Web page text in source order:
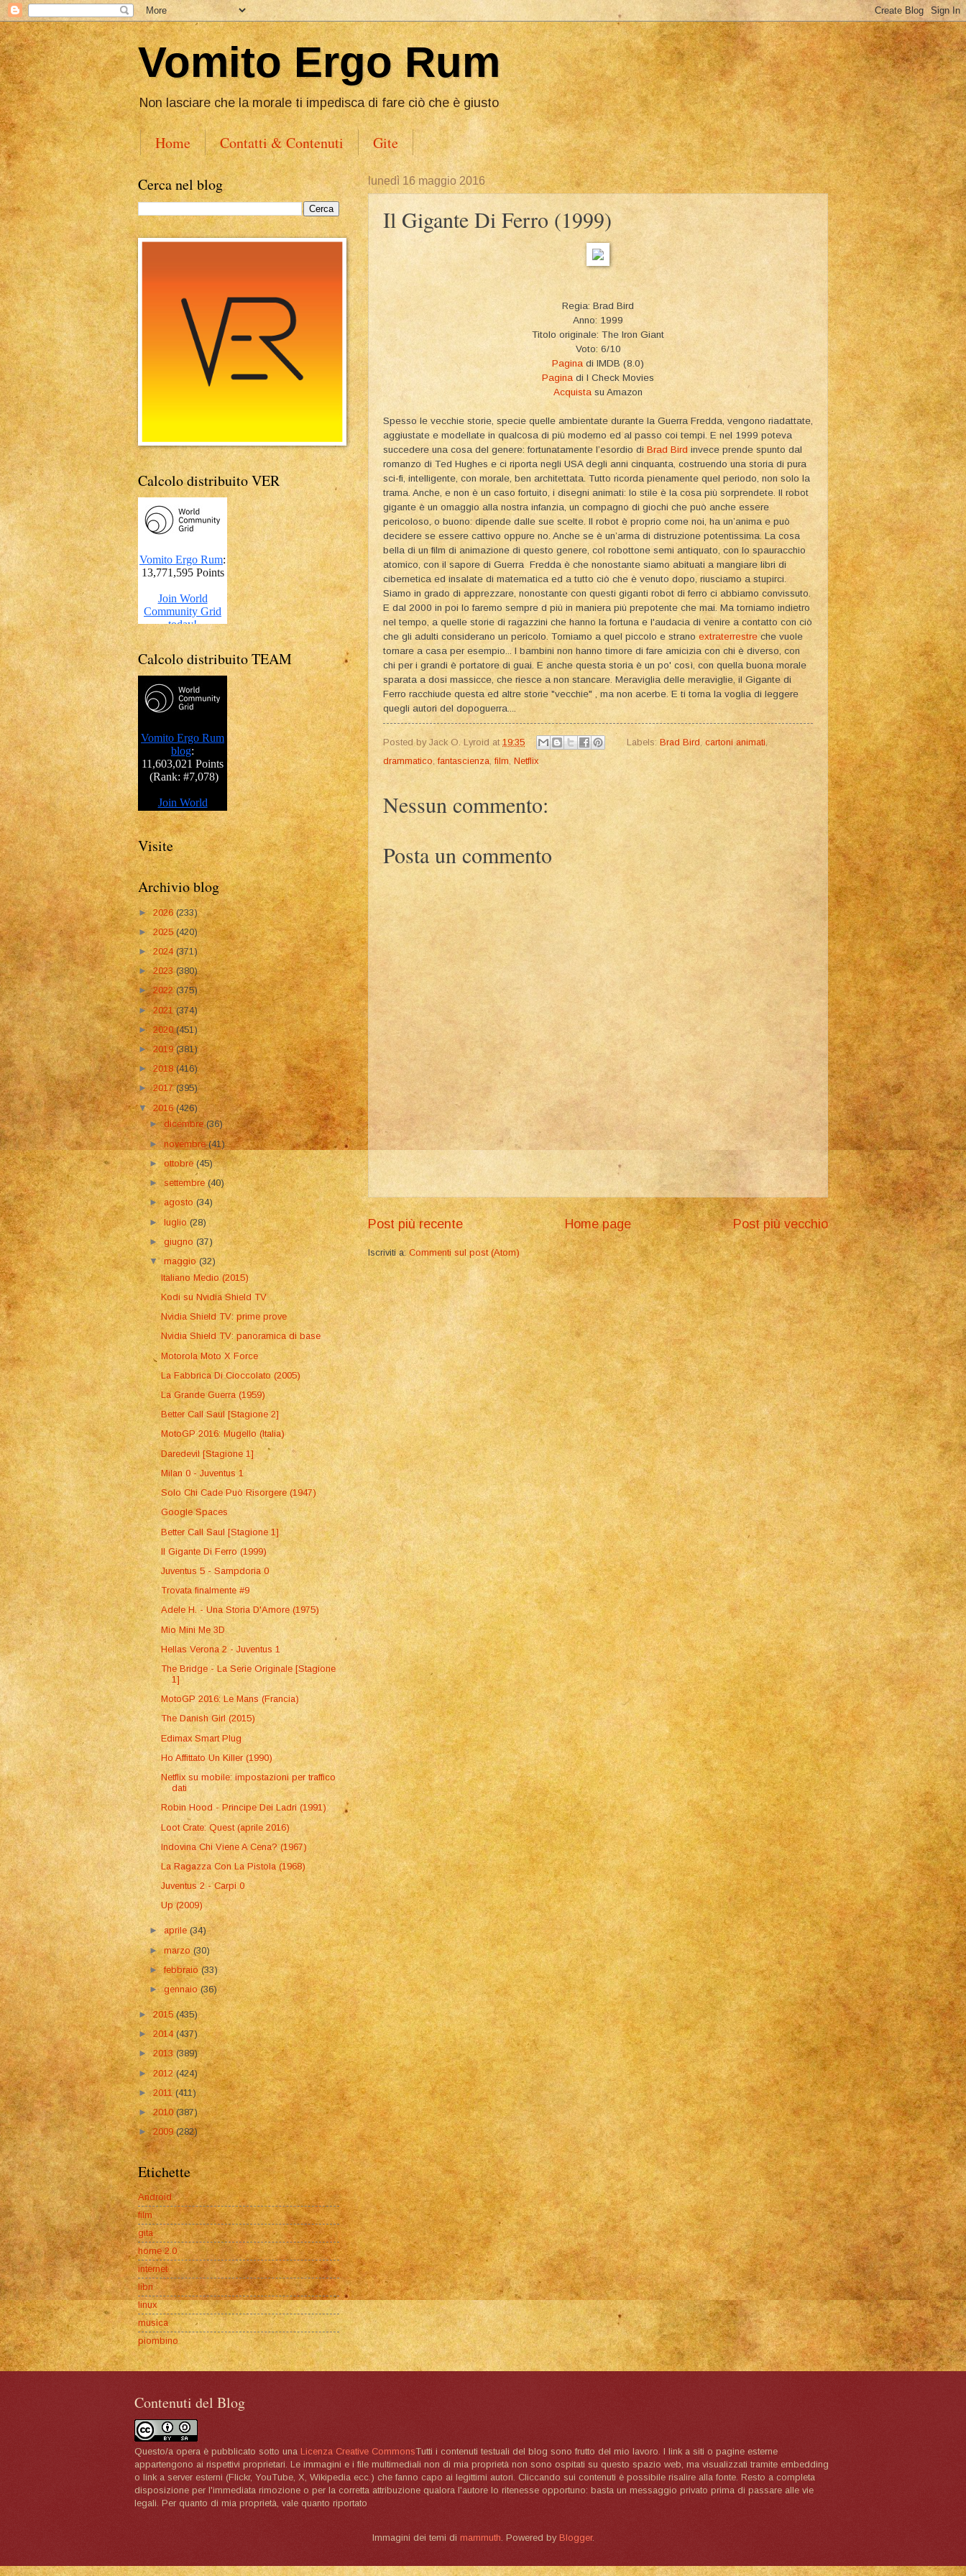
Vomito Ergo Rum
Non lasciare che la morale ti impedisca di fare ciò che è giusto
Home Contatti & Contenuti Gite
lunedì 16 maggio 2016
Il Gigante Di Ferro (1999)
Regia: Brad Bird
Anno: 1999
Titolo originale: The Iron Giant
Voto: 6/10
Pagina di IMDB (8.0)
Pagina di I Check Movies
Acquista su Amazon
Spesso le vecchie storie, specie quelle ambientate durante la Guerra Fredda, vengono riadattate,
aggiustate e modellate in qualcosa di più moderno ed al passo coi tempi. E nel 1999 poteva
succedere una cosa del genere: fortunatamente l’esordio di Brad Bird invece prende spunto dal
romanzo di Ted Hughes e ci riporta negli USA degli anni cinquanta, costruendo una storia di pura
sci-fi, intelligente, con morale, ben architettata. Tutto ricorda pienamente quel periodo, non solo la
trama. Anche, e non è un caso fortuito, i disegni animati: lo stile è la cosa più sorprendete. Il robot
gigante è un omaggio alla nostra infanzia, un compagno di giochi che può anche essere
pericoloso, o buono: dipende dalle sue scelte. Il robot è proprio come noi, ha un’anima e può
decidere se essere cattivo oppure no. Anche se è un’arma di distruzione potentissima. La cosa
bella di un film di animazione di questo genere, col robottone semi antiquato, con lo spauracchio
atomico, con il sapore di Guerra Fredda è che nonostante siamo abituati a mangiare libri di
cibernetica ed insalate di matematica ed a tutto ciò che è venuto dopo, riusciamo a stupirci.
Siamo in grado di apprezzare, nonostante con questi giganti robot di ferro ci abbiamo convissuto.
E dal 2000 in poi lo faremo sempre d più in maniera più prepotente che mai. Ma torniamo indietro
nel tempo, a quelle storie di ragazzini che hanno la fortuna e l'audacia di venire a contatto con ciò
che gli adulti considerano un pericolo. Torniamo a quel piccolo e strano extraterrestre che vuole
tornare a casa per esempio... I bambini non hanno timore di fare amicizia con chi è diverso, con
chi per i grandi è portatore di guai. E anche questa storia è un po' così, con quella buona morale
sparata a dosi massicce, che riesce a non stancare. Meraviglia delle meraviglie, il Gigante di
Ferro racchiude questa ed altre storie "vecchie" , ma non acerbe. E ti torna la voglia di leggere
quegli autori del dopoguerra....
Posted by Jack O. Lyroid at 19:35 Labels: Brad Bird cartoni animati,
drammatico,fantascienza, film, Netflix
Nessun commento:
Posta un commento
Post più recente Post più vecchio
Home page
Iscriviti a: Commenti sul post (Atom)
Cerca nel blog
Calcolo distribuito VER
Calcolo distribuito TEAM
Visite
Archivio blog
► 2026(233)
►2025(420)
►2024 (371)
►2023(380)
►2022 (375)
►2021(374)
►2020(451)
►2019(381)
►2018(416)
►2017(395)
▼2016(426)
►dicembre(36)
►novembre(41)
►ottobre(45)
►settembre(40)
►agosto(34)
►luglio(28)
►giugno(37)
▼maggio(32)
Italiano Medio (2015)
Kodi su Nvidia Shield TV
Nvidia Shield TV: prime prove
Nvidia Shield TV: panoramica di base
Motorola Moto X Force
La Fabbrica Di Cioccolato (2005)
La Grande Guerra (1959)
Better Call Saul [Stagione 2]
MotoGP 2016: Mugello (Italia)
Daredevil [Stagione 1]
Milan 0 - Juventus 1
Solo Chi Cade Può Risorgere (1947)
Google Spaces
Better Call Saul [Stagione 1]
Il Gigante Di Ferro (1999)
Juventus 5 - Sampdoria 0
Trovata finalmente #9
Adele H. - Una Storia D'Amore (1975)
Mio Mini Me 3D
Hellas Verona 2 - Juventus 1
The Bridge - La Serie Originale [Stagione
1]
MotoGP 2016: Le Mans (Francia)
The Danish Girl (2015)
Edimax Smart Plug
Ho Affittato Un Killer (1990)
Netflix su mobile: impostazioni per traffico
dati
Robin Hood - Principe Dei Ladri (1991)
Loot Crate: Quest (aprile 2016)
Indovina Chi Viene A Cena? (1967)
La Ragazza Con La Pistola (1968)
Juventus 2 - Carpi 0
Up (2009)
►aprile(34)
►marzo(30)
►febbraio(33)
►gennaio(36)
►2015(435)
►2014(437)
►2013(389)
►2012(424)
►2011(411)
►2010(387)
►2009(282)
Etichette
Android
film
gita
home 2.0
internet
libri
linux
musica
piombino
Contenuti del Blog
Questo/a opera è pubblicato sotto una Licenza Creative CommonsTutti i contenuti testuali del blog sono frutto del mio lavoro. I link a siti o pagine esterne
appartengono ai rispettivi proprietari. Le immagini e i file multimediali non di mia proprietà non sono ospitati su questo spazio web, ma visualizzati tramite embedding
o link a server esterni (Flickr, YouTube, X, Wikipedia ecc.) che fanno capo ai legittimi autori. Cliccando sui contenuti è possibile risalire alla fonte. Resto a completa
disposizione per l'immediata rimozione o per la corretta attribuzione qualora l'autore lo ritenesse opportuno: basta un messaggio privato prima di passare alle vie
legali. Per quanto di mia proprietà, vale quanto riportato
Immagini dei temi di mammuth . Powered by Blogger.